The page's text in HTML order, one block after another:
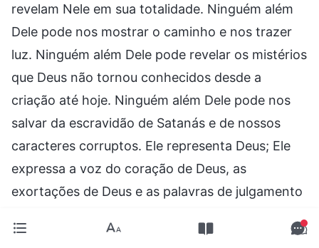
revelam Nele em sua totalidade. Ninguém além
Dele pode nos mostrar o caminho e nos trazer
luz. Ninguém além Dele pode revelar os mistérios
que Deus não tornou conhecidos desde a
criação até hoje. Ninguém além Dele pode nos
salvar da escravidão de Satanás e de nossos
caracteres corruptos. Ele representa Deus; Ele
expressa a voz do coração de Deus, as
exortações de Deus e as palavras de julgamento
nova era, um novo tempo, e introduziu um novo